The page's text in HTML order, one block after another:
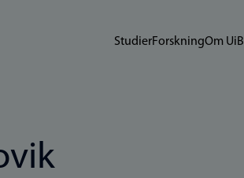
StudierForskningOm UiB